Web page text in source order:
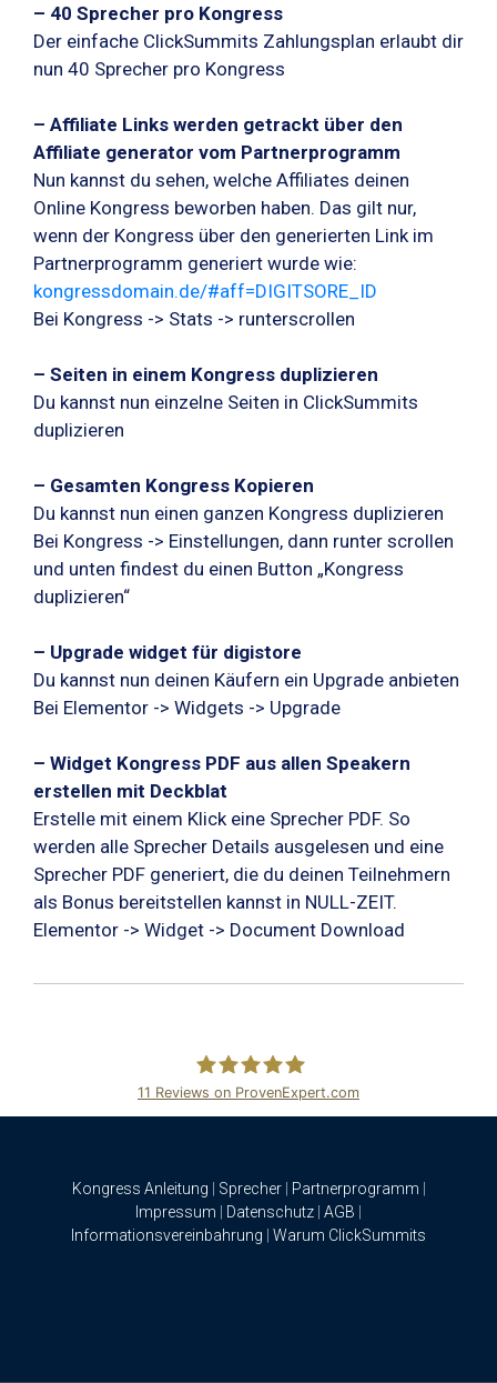
– 40 Sprecher pro Kongress
Der einfache ClickSummits Zahlungsplan erlaubt dir
nun 40 Sprecher pro Kongress
– Affiliate Links werden getrackt über den
Affiliate generator vom Partnerprogramm
Nun kannst du sehen, welche Affiliates deinen
Online Kongress beworben haben. Das gilt nur,
wenn der Kongress über den generierten Link im
Partnerprogramm generiert wurde wie:
kongressdomain.de/#aff=DIGITSORE_ID
Bei Kongress -> Stats -> runterscrollen
– Seiten in einem Kongress duplizieren
Du kannst nun einzelne Seiten in ClickSummits
duplizieren
– Gesamten Kongress Kopieren
Du kannst nun einen ganzen Kongress duplizieren
Bei Kongress -> Einstellungen, dann runter scrollen
und unten findest du einen Button „Kongress
duplizieren“
– Upgrade widget für digistore
Du kannst nun deinen Käufern ein Upgrade anbieten
Bei Elementor -> Widgets -> Upgrade
– Widget Kongress PDF aus allen Speakern
erstellen mit Deckblat
Erstelle mit einem Klick eine Sprecher PDF. So
werden alle Sprecher Details ausgelesen und eine
Sprecher PDF generiert, die du deinen Teilnehmern
als Bonus bereitstellen kannst in NULL-ZEIT.
Elementor -> Widget -> Document Download
11 Reviews on ProvenExpert.com
Kongress Anleitung Sprecher| Partnerprogramm
Impressum
Datenschutz AGB
Informationsvereinbahrung
Warum ClickSummits